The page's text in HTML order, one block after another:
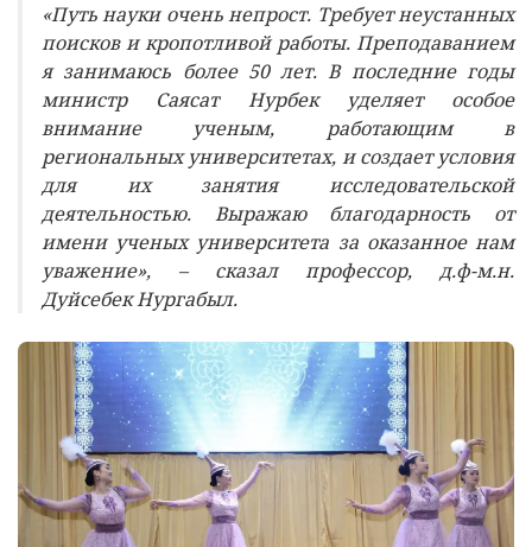
«Путь науки очень непрост. Требует неустанных
поисков и кропотливой работы. Преподаванием
я занимаюсь более 50 лет. В последние годы
министр Саясат Нурбек уделяет особое
внимание ученым, работающим в
региональных университетах, и создает условия
для их занятия исследовательской
деятельностью. Выражаю благодарность от
имени ученых университета за оказанное нам
уважение», – сказал профессор, д.ф-м.н.
Дуйсебек Нургабыл.